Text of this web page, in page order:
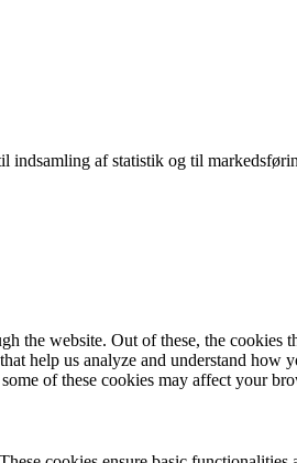
af statistik og til
website. Out of these, the cookies
help us analyze and understand
of these cookies may affect your